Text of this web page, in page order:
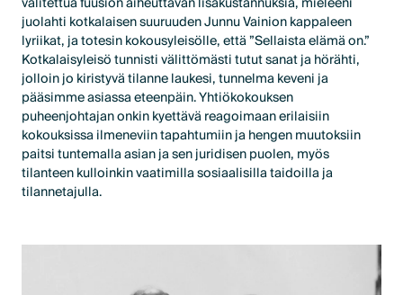
juolahti kotkalaisen suuruuden Junnu Vainion kappaleen
lyriikat, ja totesin kokousyleisölle, että ”Sellaista elämä on.”
Kotkalaisyleisö tunnisti välittömästi tutut sanat ja hörähti,
jolloin jo kiristyvä tilanne laukesi, tunnelma keveni ja
pääsimme asiassa eteenpäin. Yhtiökokouksen
puheenjohtajan onkin kyettävä reagoimaan erilaisiin
kokouksissa ilmeneviin tapahtumiin ja hengen muutoksiin
paitsi tuntemalla asian ja sen juridisen puolen, myös
tilanteen kulloinkin vaatimilla sosiaalisilla taidoilla ja
tilannetajulla.